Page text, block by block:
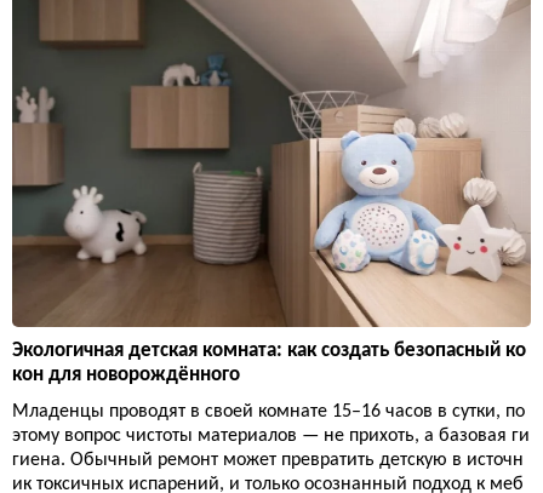
Экологичная детская комната: как создать безопасный ко
кон для новорождённого
Младенцы проводят в своей комнате 15–16 часов в сутки, по
этому вопрос чистоты материалов — не прихоть, а базовая ги
гиена. Обычный ремонт может превратить детскую в источн
ик токсичных испарений, и только осознанный подход к меб